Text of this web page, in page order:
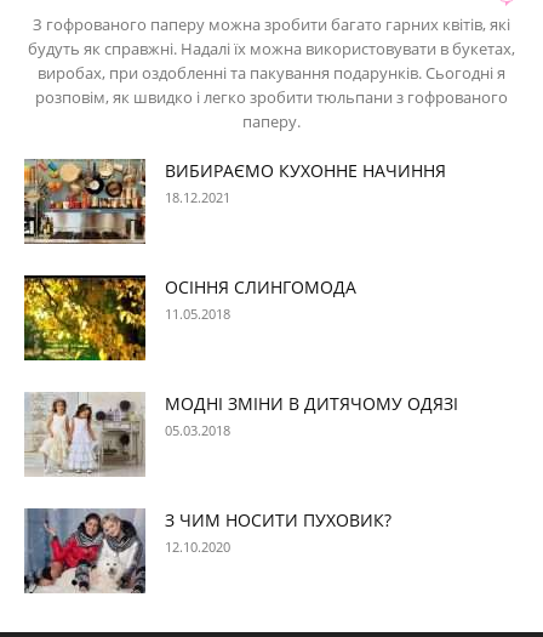
З гофрованого паперу можна зробити багато гарних квітів, які
будуть як справжні. Надалі їх можна використовувати в букетах,
виробах, при оздобленні та пакування подарунків. Сьогодні я
розповім, як швидко і легко зробити тюльпани з гофрованого
паперу.
ВИБИРАЄМО КУХОННЕ НАЧИННЯ
18.12.2021
ОСІННЯ СЛИНГОМОДА
11.05.2018
МОДНІ ЗМІНИ В ДИТЯЧОМУ ОДЯЗІ
05.03.2018
З ЧИМ НОСИТИ ПУХОВИК?
12.10.2020